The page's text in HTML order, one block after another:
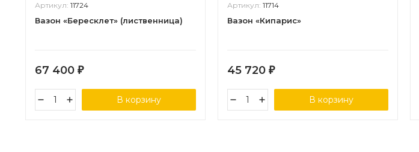
Артикул: 11724
Вазон «Бересклет» (лиственница)
67 400 ₽
В корзину
Артикул: 11714
Вазон «Кипарис»
45 720 ₽
В корзину